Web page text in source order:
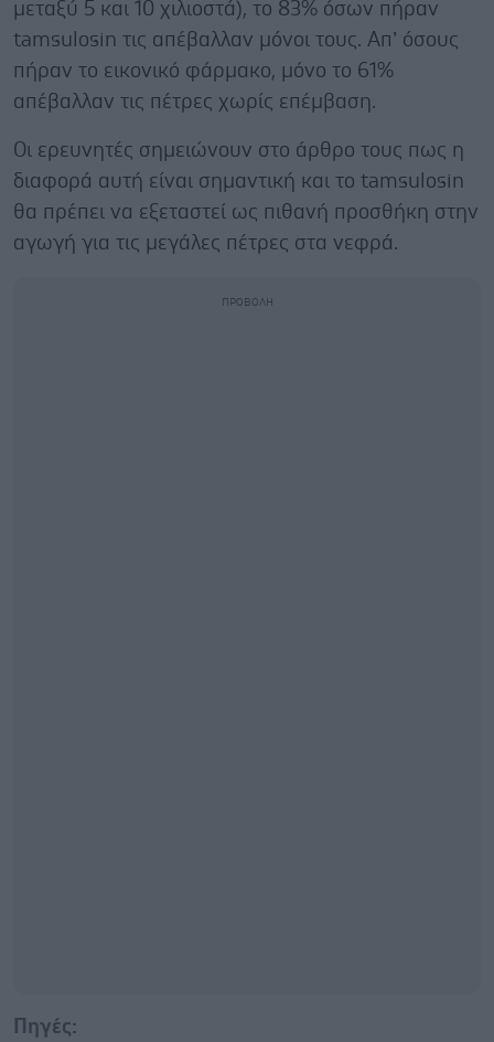
μεταξύ 5 και 10 χιλιοστά), το 83% όσων πήραν
tamsulosin τις απέβαλλαν μόνοι τους. Απ’ όσους
πήραν το εικονικό φάρμακο, μόνο το 61%
απέβαλλαν τις πέτρες χωρίς επέμβαση.
Οι ερευνητές σημειώνουν στο άρθρο τους πως η
διαφορά αυτή είναι σημαντική και το tamsulosin
θα πρέπει να εξεταστεί ως πιθανή προσθήκη στην
αγωγή για τις μεγάλες πέτρες στα νεφρά.
Πηγές: